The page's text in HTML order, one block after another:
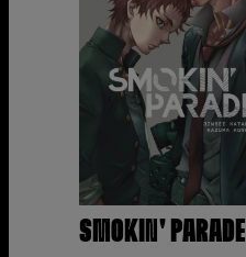
SMOKIN' PARADE